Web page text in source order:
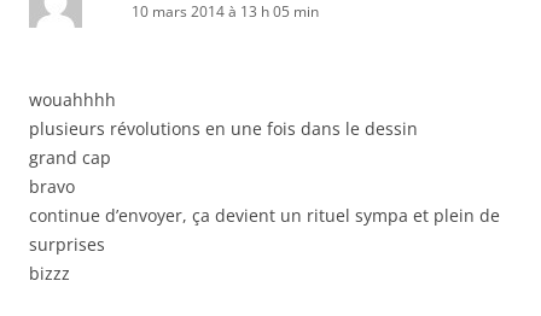
10 mars 2014 à 13 h 05 min
wouahhhh
plusieurs révolutions en une fois dans le dessin
grand cap
bravo
continue d’envoyer, ça devient un rituel sympa et plein de
surprises
bizzz